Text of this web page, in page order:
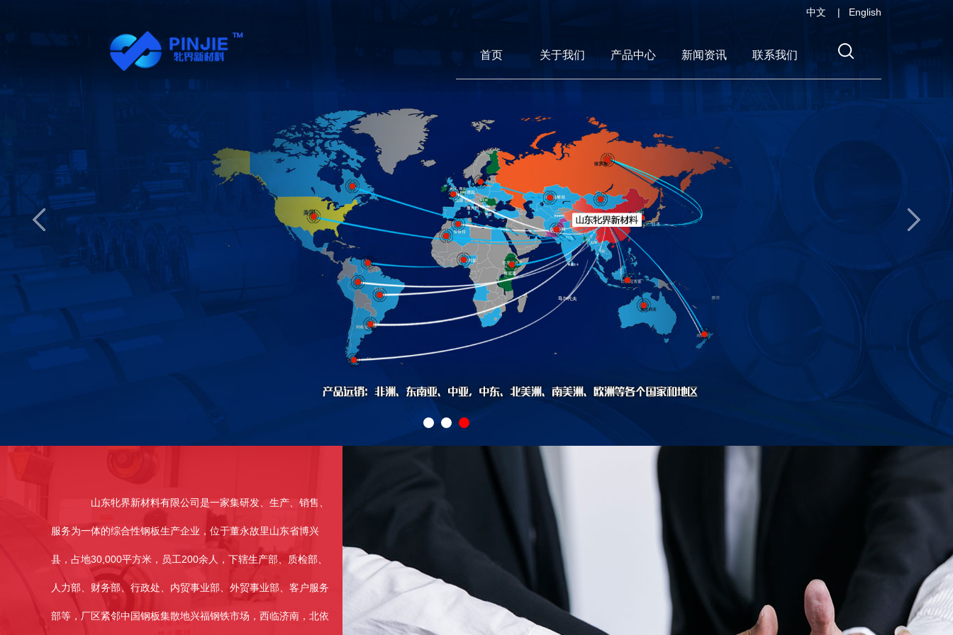
中文 | English
首页 关于我们 产品中心 新闻资讯 联系我们
山东牝界新材料有限公司是一家集研发、生产、销售、
服务为一体的综合性钢板生产企业，位于董永故里山东省博兴
县，占地30,000平方米，员工200余人，下辖生产部、质检部、
人力部、财务部、行政处、内贸事业部、外贸事业部、客户服务
部等，厂区紧邻中国钢板集散地兴福钢铁市场，西临济南，北依